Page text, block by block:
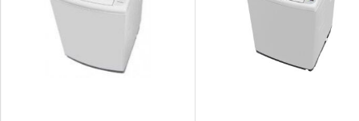
Chức năng
Tự khởi
Bộ lọc sơ vải